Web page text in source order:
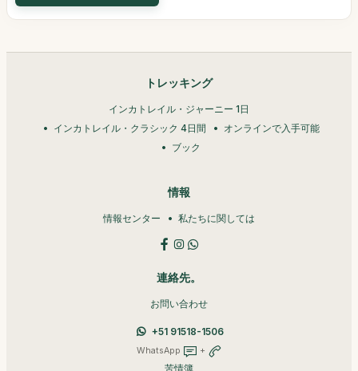
トレッキング
インカトレイル・ジャーニー 1日
インカトレイル・クラシック 4日間
オンラインで入手可能
ブック
情報
情報センター 私たちに関しては
連絡先。
お問い合わせ
+51 91518-1506
WhatsApp +
苦情簿